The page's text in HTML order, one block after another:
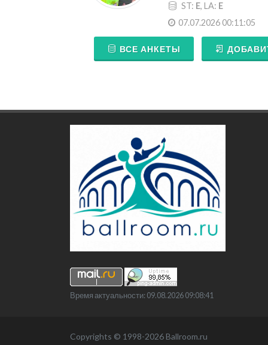
ST: E, LA: E
07.07.2026 00:11:05
ВСЕ АНКЕТЫ
Время актуальности: 09.08.2026 09:08:41
Copyrights © 1998-2026 Ballroom.ru